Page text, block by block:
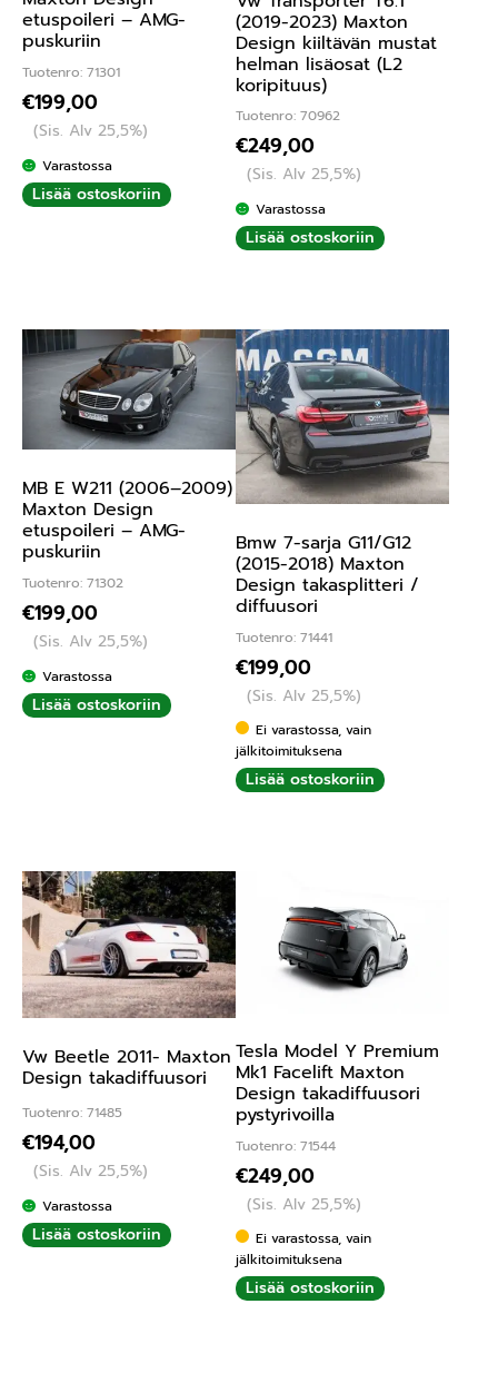
etuspoileri – AMG-
puskuriin
Tuotenro: 71301
€199,00
(Sis. Alv 25,5%)
Varastossa
Lisää ostoskoriin
(2019-2023) Maxton
Design kiiltävän mustat
helman lisäosat (L2
koripituus)
Tuotenro: 70962
€249,00
(Sis. Alv 25,5%)
Varastossa
Lisää ostoskoriin
MB E W211 (2006–2009)
Maxton Design
etuspoileri – AMG-
puskuriin
Tuotenro: 71302
€199,00
(Sis. Alv 25,5%)
Varastossa
Lisää ostoskoriin
Bmw 7-sarja G11/G12
(2015-2018) Maxton
Design takasplitteri /
diffuusori
Tuotenro: 71441
€199,00
(Sis. Alv 25,5%)
Ei varastossa, vain
jälkitoimituksena
Lisää ostoskoriin
Vw Beetle 2011- Maxton
Design takadiffuusori
Tuotenro: 71485
€194,00
(Sis. Alv 25,5%)
Varastossa
Lisää ostoskoriin
Tesla Model Y Premium
Mk1 Facelift Maxton
Design takadiffuusori
pystyrivoilla
Tuotenro: 71544
€249,00
(Sis. Alv 25,5%)
Ei varastossa, vain
jälkitoimituksena
Lisää ostoskoriin